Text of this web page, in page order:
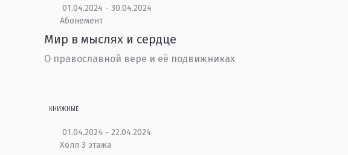
01.04.2024 - 30.04.2024
Абонемент
Мир в мыслях и сердце
О православной вере и её подвижниках
КНИЖНЫЕ
01.04.2024 - 22.04.2024
Холл 3 этажа